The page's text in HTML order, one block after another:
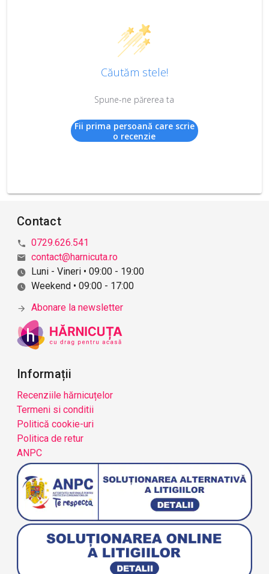
Căutăm stele!
Spune-ne părerea ta
Fii prima persoană care scrie
o recenzie
Contact
0729.626.541
contact@harnicuta.ro
Luni - Vineri • 09:00 - 19:00
Weekend • 09:00 - 17:00
Abonare la newsletter
Informații
Recenziile hărnicuțelor
Termeni si conditii
Politică cookie-uri
Politica de retur
ANPC